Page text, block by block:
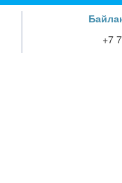
+7